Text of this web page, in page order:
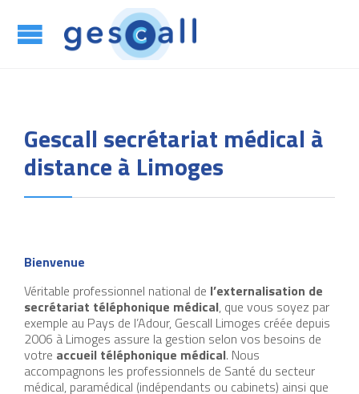
Gescall secrétariat médical à
distance à Limoges
Bienvenue
Véritable professionnel national de l’externalisation de
secrétariat téléphonique médical, que vous soyez par
exemple au Pays de l’Adour, Gescall Limoges créée depuis
2006 à Limoges assure la gestion selon vos besoins de
votre accueil téléphonique médical. Nous
accompagnons les professionnels de Santé du secteur
médical, paramédical (indépendants ou cabinets) ainsi que